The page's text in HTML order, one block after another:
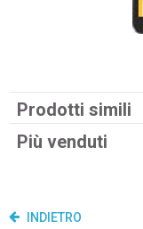
Prodotti simili
Più venduti
INDIETRO